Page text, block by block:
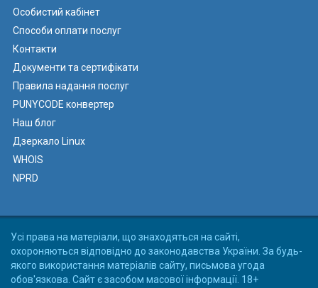
Особистий кабінет
Способи оплати послуг
Контакти
Документи та сертифікати
Правила надання послуг
PUNYCODE конвертер
Наш блог
Дзеркало Linux
WHOIS
NPRD
Усі права на матеріали, що знаходяться на сайті,
охороняються відповідно до законодавства України. За будь-
якого використання матеріалів сайту, письмова угода
обов'язкова. Сайт є засобом масової інформації. 18+